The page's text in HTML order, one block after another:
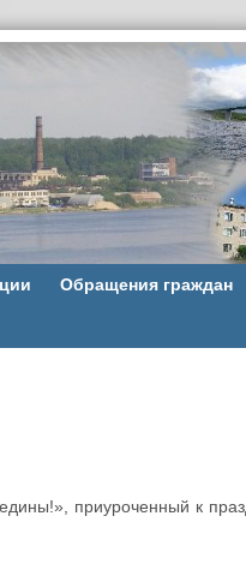
Обращения граждан
приуроченный к